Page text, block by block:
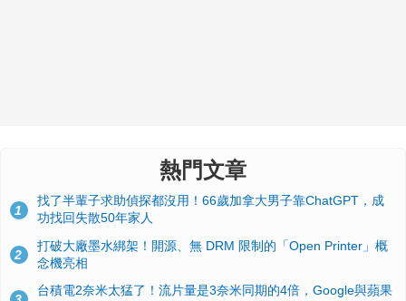
熱門文章
1
找了半輩子求助偵探都沒用！66歲加拿大男子靠ChatGPT，成
功找回失散50年家人
2
打破大廠墨水綁架！開源、無 DRM 限制的「Open Printer」概
念機亮相
台積電2奈米太猛了！流片量是3奈米同期的4倍，Google與蘋果